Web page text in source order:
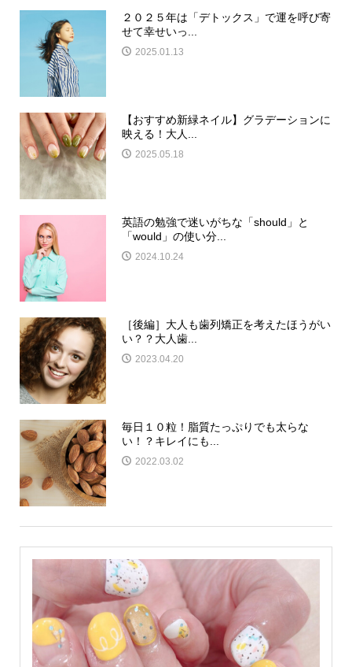
２０２５年は「デトックス」で運を呼び寄
せて幸せいっ...
2025.01.13
【おすすめ新緑ネイル】グラデーションに
映える！大人...
2025.05.18
英語の勉強で迷いがちな「should」と
「would」の使い分...
2024.10.24
［後編］大人も歯列矯正を考えたほうがい
い？？大人歯...
2023.04.20
毎日１０粒！脂質たっぷりでも太らな
い！？キレイにも...
2022.03.02